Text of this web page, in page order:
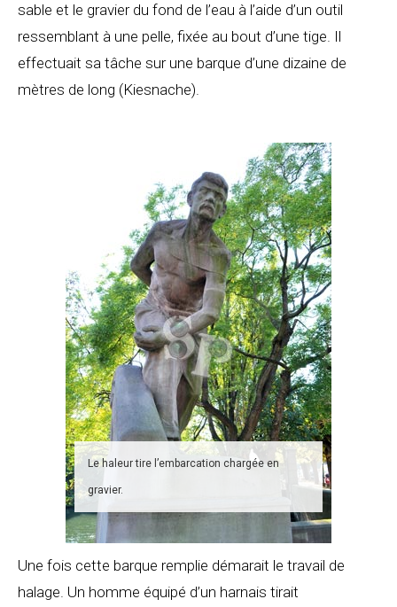
sable et le gravier du fond de l’eau à l’aide d’un outil
ressemblant à une pelle, fixée au bout d’une tige. Il
effectuait sa tâche sur une barque d’une dizaine de
mètres de long (Kiesnache).
Le haleur tire l’embarcation chargée en
gravier.
Une fois cette barque remplie démarait le travail de
halage. Un homme équipé d’un harnais tirait